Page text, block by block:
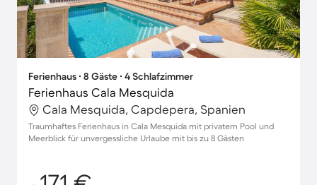
Ferienhaus ∙ 8 Gäste ∙ 4 Schlafzimmer
Ferienhaus Cala Mesquida
Cala Mesquida, Capdepera, Spanien
Traumhaftes Ferienhaus in Cala Mesquida mit privatem Pool und
Meerblick für unvergessliche Urlaube mit bis zu 8 Gästen